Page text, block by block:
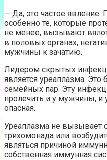
— Да, это частое
особенно те, которые
не менее, вызывают
в половых органах,
мужчины к зачатию.
Лидером скрытых
является уреаплазма.
семейных пар. Эту
пролечить и у мужчины,
опасная.
Уреаплазма не вызывает
трихомонада или
являться причиной
собственная иммунная